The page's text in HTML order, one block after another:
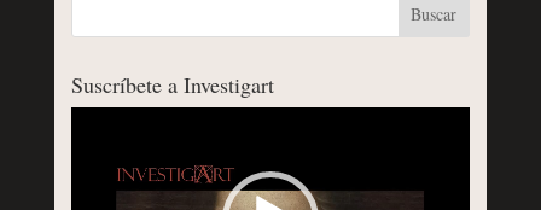
Suscríbete a Investigart